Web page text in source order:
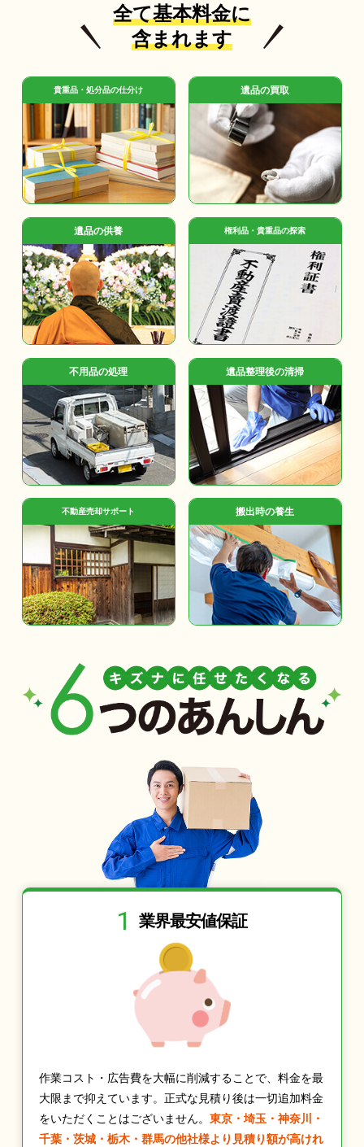
全て基本料金に
含まれます
貴重品・処分品の仕分け 遺品の買取
遺品の供養 権利品・貴重品の探索
不用品の処理 遺品整理後の清掃
不動産売却サポート 搬出時の養生
1 業界最安値保証
作業コスト・広告費を大幅に削減することで、料金を最
大限まで抑えています。正式な見積り後は一切追加料金
をいただくことはございません。 東京・埼玉・神奈川・
千葉・茨城・栃木・群馬の他社様より見積り額が高けれ